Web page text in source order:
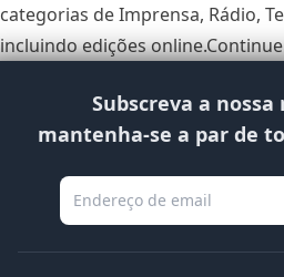
categorias de Imprensa, Rádio,
incluindo edições online.
Subscreva a
mantenha-se a par de